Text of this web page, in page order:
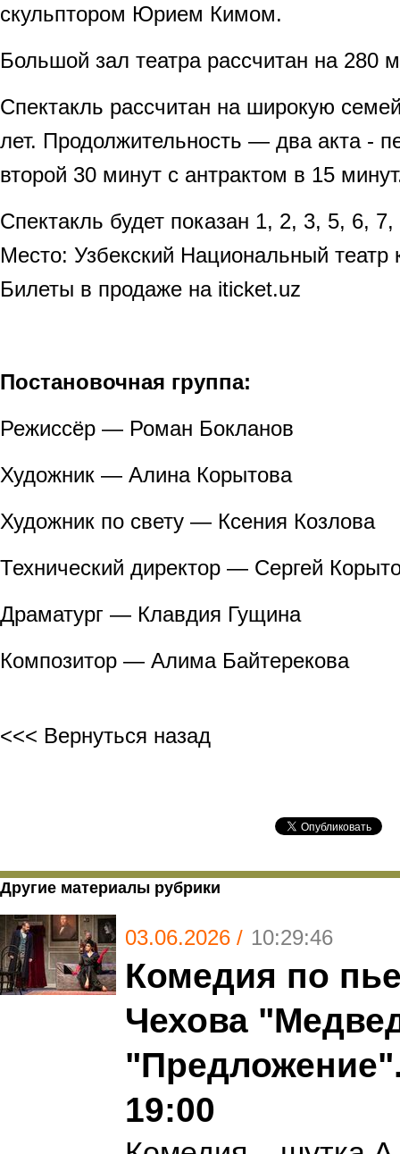
скульптором Юрием Кимом.
Большой зал театра рассчитан на 280
Спектакль рассчитан на широкую
лет. Продолжительность — два акта -
второй 30 минут с антрактом в 15
Спектакль будет показан 1, 2, 3, 5, 6,
Место: Узбекский Национальный театр
Билеты в продаже на iticket.uz
Постановочная группа:
Режиссёр — Роман Бокланов
Художник — Алина Корытова
Художник по свету — Ксения Козлова
Технический директор — Сергей
Драматург — Клавдия Гущина
Композитор — Алима Байтерекова
<<< Вернуться назад
Другие материалы рубрики
03.06.2026 / 10:29:46
Комедия по
Чехова
19:00